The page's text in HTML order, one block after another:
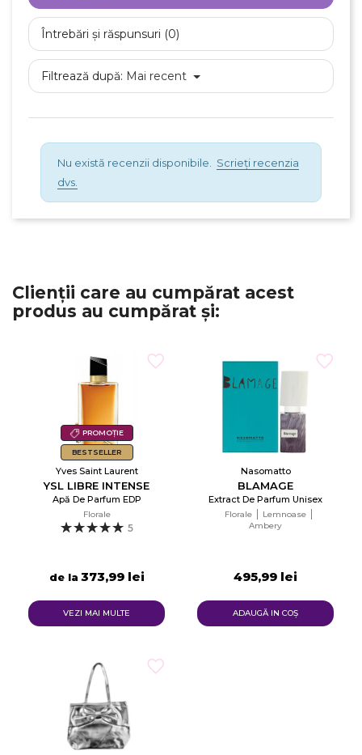
Întrebări și răspunsuri (0)
Filtrează după: Mai recent
Nu există recenzii disponibile. Scrieți recenzia
dvs.
Clienții care au cumpărat acest
produs au cumpărat și:
PROMOȚIE
BESTSELLER
Yves Saint Laurent
YSL LIBRE INTENSE
Apă De Parfum EDP
Florale
5
de la 373,99 lei
VEZI MAI MULTE
Nasomatto
BLAMAGE
Extract De Parfum Unisex
Florale
Lemnoase
Ambery
495,99 lei
ADAUGĂ IN COŞ